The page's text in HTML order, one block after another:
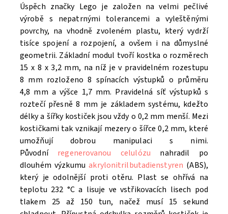
Úspěch značky Lego je založen na velmi pečlivé
výrobě s nepatrnými tolerancemi a vyleštěnými
povrchy, na vhodně zvoleném plastu, který vydrží
tisíce spojení a rozpojení, a ovšem i na důmyslné
geometrii. Základní modul tvoří kostka o rozměrech
15 x 8 x 3,2 mm, na níž je v pravidelném rozestupu
8 mm rozloženo 8 spínacích výstupků o průměru
4,8 mm a výšce 1,7 mm. Pravidelná síť výstupků s
roztečí přesně 8 mm je základem systému, kdežto
délky a šířky kostiček jsou vždy o 0,2 mm menší. Mezi
kostičkami tak vznikají mezery o šířce 0,2 mm, které
umožňují dobrou manipulaci s nimi.
Původní regenerovanou celulózu nahradil po
dlouhém výzkumuakrylonitrilbutadienstyren (ABS),
který je odolnější proti otěru. Plast se ohřívá na
teplotu 232 °C a lisuje ve vstřikovacích lisech pod
tlakem 25 až 150 tun, načež musí 15 sekund